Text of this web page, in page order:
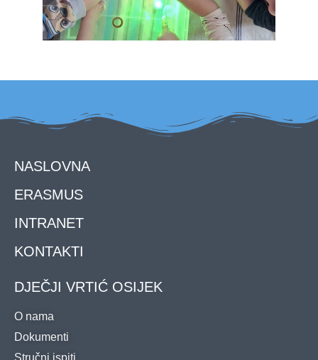
NASLOVNA
ERASMUS
INTRANET
KONTAKTI
DJEČJI VRTIĆ OSIJEK
O nama
Dokumenti
Stručni ispiti